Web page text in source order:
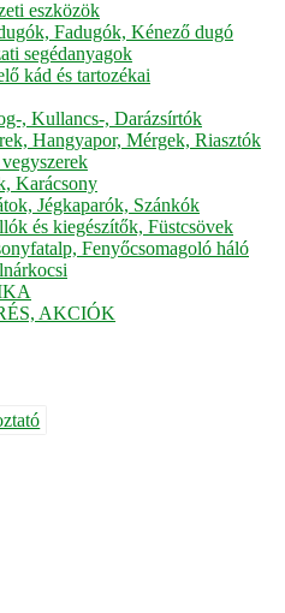
eszközök
Fadugók, Kénező dugó
segédanyagok
kád és tartozékai
, Kullancs-, Darázsírtók
Hangyapor, Mérgek, Riasztók
Karácsony
Jégkaparók, Szánkók
és kiegészítők, Füstcsövek
Fenyőcsomagoló háló
AKCIÓK